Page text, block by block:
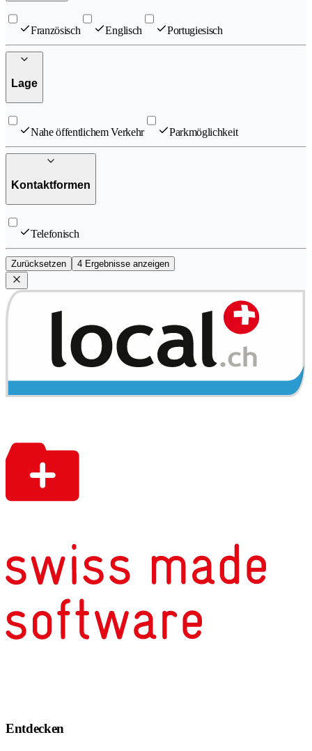
Französisch Englisch Portugiesisch
Lage
Nahe öffentlichem Verkehr Parkmöglichkeit
Kontaktformen
Telefonisch
Zurücksetzen 4 Ergebnisse anzeigen
Entdecken